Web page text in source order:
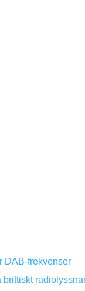
DAB-frekvenser
brittiskt